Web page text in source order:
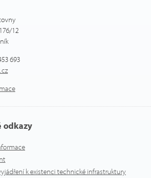
12
693
odkazy
k existenci technické infrastruktury